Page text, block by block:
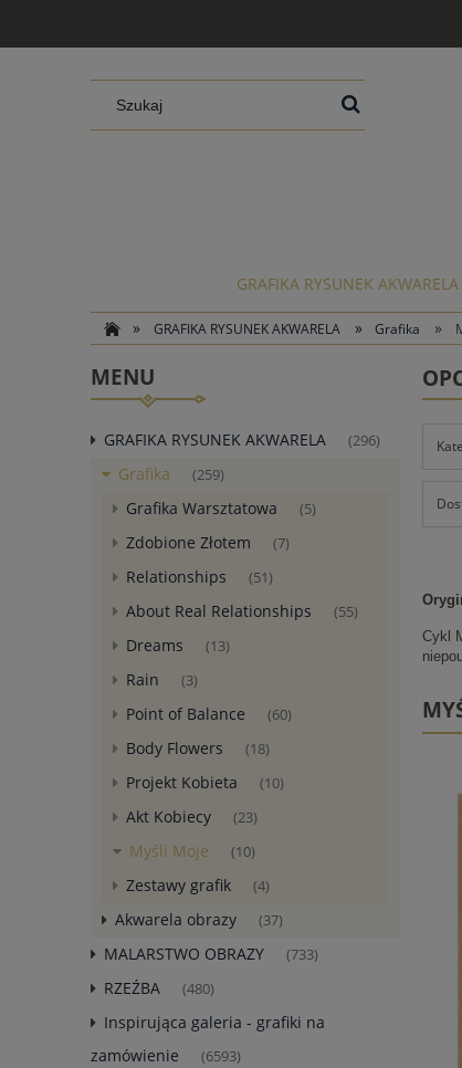
GRAFIKA RYSUNEK AKWARELA
» GRAFIKA RYSUNEK AKWARELA » Grafika »
MENU
GRAFIKA RYSUNEK AKWARELA (296)
Grafika (259)
Grafika Warsztatowa (5)
Zdobione Złotem (7)
Relationships (51)
About Real Relationships (55)
Dreams (13)
Rain (3)
Point of Balance (60)
Body Flowers (18)
Projekt Kobieta (10)
Akt Kobiecy (23)
Myśli Moje (10)
Zestawy grafik (4)
Akwarela obrazy (37)
MALARSTWO OBRAZY (733)
RZEŹBA (480)
Inspirująca galeria - grafiki na
zamówienie
(6593)
Cykl